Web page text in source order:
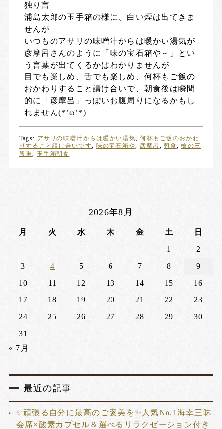
独り言
浦島太郎の玉手箱の様に、白い煙は出てきま
せんが
いつものアサリの味噌汁からは暖かい湯気が
彦摩呂さんのように「味の宝石箱や～」とい
う言葉が出てくるかはわかりませんが
目でも楽しめ、舌でも楽しめ、何杯もご飯の
おかわりすること請け合いで、朝食後は瞬間
的に「彦摩呂」っぽいお腹周りになるかもし
れません(*’ω’*)
Tags: アサリの味噌汁からは暖かい湯気 ,何杯もご飯のおかわ
りすること請け合いです
味の宝石箱や 彦摩呂 ,朝食 ,檜の三
段重
玉手箱朝食
2026年8月
月 火 水 木 金 土
日
1
2
3
4 5 6 7 8
9
10
11 12 13 14 15
16
17
18 19 20 21 22
23
24
25 26 27 28 29
30
31
« 7月
最近の記事
✨頑張る自分に最高のご褒美を✨人気No.1海幸三昧
会席×酸素カプセル＆選べるリラクゼーション付き